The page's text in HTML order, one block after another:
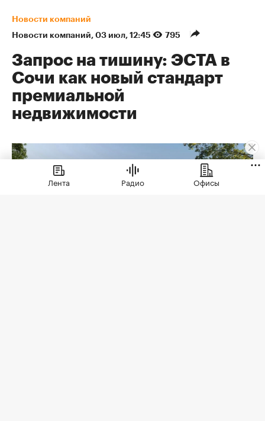
Новости компаний
Новости компаний⁠, 03 июл, 12:45 795
Запрос на тишину: ЭСТА в
Сочи как новый стандарт
премиальной
недвижимости
Лента Радио Офисы